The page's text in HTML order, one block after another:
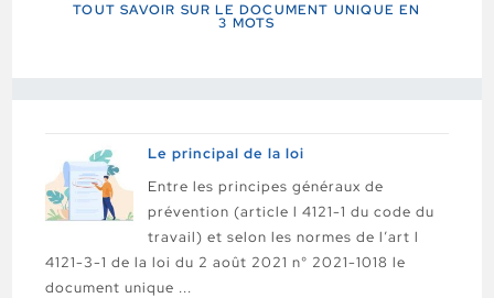
TOUT SAVOIR SUR LE DOCUMENT UNIQUE EN
3 MOTS
Le principal de la loi
Entre les principes généraux de
prévention (article l 4121-1 du code du
travail) et selon les normes de l’art l
4121-3-1 de la loi du 2 août 2021 n° 2021-1018 le
document unique ...